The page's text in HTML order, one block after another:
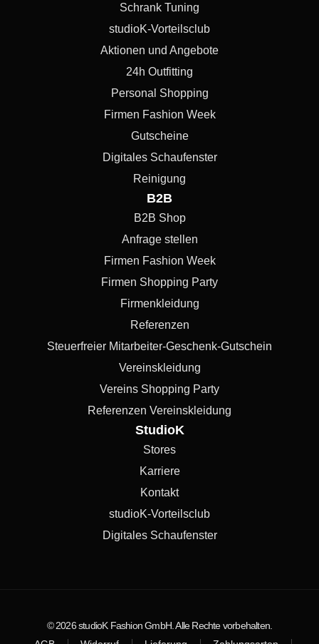
Schrank Tuning
studioK-Vorteilsclub
Aktionen und Angebote
24h Outfitting
Personal Shopping
Firmen Fashion Week
Gutscheine
Digitales Schaufenster
Reinigung
B2B
B2B Shop
Anfrage stellen
Firmen Fashion Week
Firmen Shopping Party
Firmenkleidung
Referenzen
Steuerfreier Mitarbeiter-Geschenk-Gutschein
Vereinskleidung
Vereins Shopping Party
Referenzen Vereinskleidung
StudioK
Stores
Karriere
Kontakt
studioK-Vorteilsclub
Digitales Schaufenster
© 2026 studioK Fashion GmbH. Alle Rechte vorbehalten.